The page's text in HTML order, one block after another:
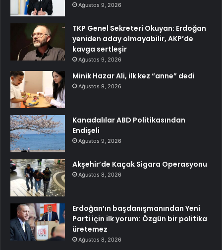
Ağustos 9, 2026
TKP Genel Sekreteri Okuyan: Erdoğan
yeniden aday olmayabilir, AKP’de
kavga sertleşir
Ağustos 9, 2026
Minik Hazar Ali, ilk kez “anne” dedi
Ağustos 9, 2026
Kanadalılar ABD Politikasından
Endişeli
Ağustos 9, 2026
Akşehir’de Kaçak Sigara Operasyonu
Ağustos 8, 2026
Erdoğan’ın başdanışmanından Yeni
Parti için ilk yorum: Özgün bir politika
üretemez
Ağustos 8, 2026